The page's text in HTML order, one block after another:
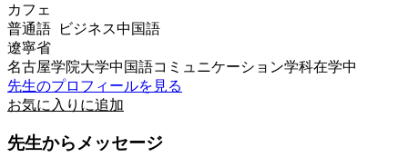
カフェ
普通語 ビジネス中国語
遼寧省
名古屋学院大学中国語コミュニケーション学科在学中
先生のプロフィールを見る
お気に入りに追加
先生からメッセージ